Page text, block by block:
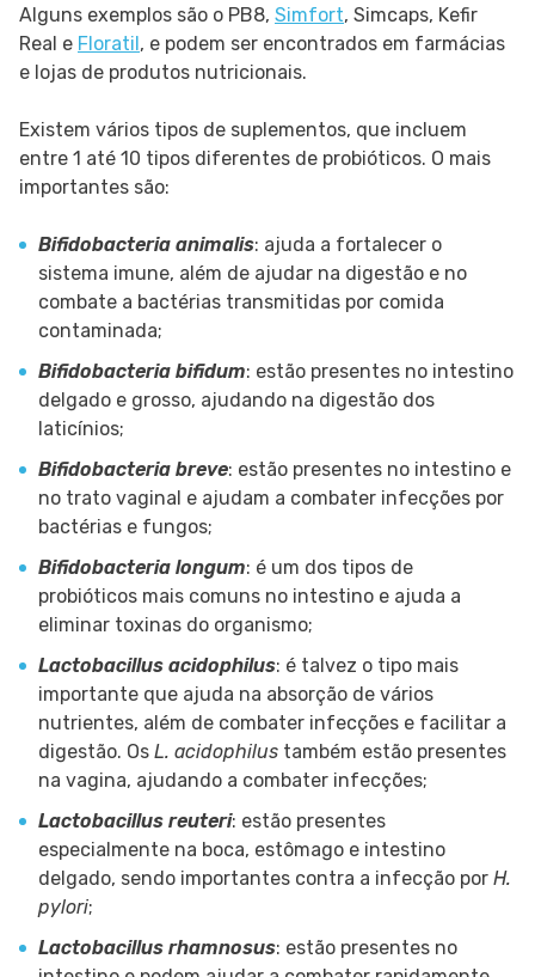
Alguns exemplos são o PB8, Simfort, Simcaps, Kefir
Real e Floratil , e podem ser encontrados em farmácias
e lojas de produtos nutricionais.
Existem vários tipos de suplementos, que incluem
entre 1 até 10 tipos diferentes de probióticos. O mais
importantes são:
Bifidobacteria animalis: ajuda a fortalecer o
sistema imune, além de ajudar na digestão e no
combate a bactérias transmitidas por comida
contaminada;
Bifidobacteria bifidum: estão presentes no intestino
delgado e grosso, ajudando na digestão dos
laticínios;
Bifidobacteria breve: estão presentes no intestino e
no trato vaginal e ajudam a combater infecções por
bactérias e fungos;
Bifidobacteria longum: é um dos tipos de
probióticos mais comuns no intestino e ajuda a
eliminar toxinas do organismo;
Lactobacillus acidophilus: é talvez o tipo mais
importante que ajuda na absorção de vários
nutrientes, além de combater infecções e facilitar a
digestão. Os L. acidophilus também estão presentes
na vagina, ajudando a combater infecções;
Lactobacillus reuteri: estão presentes
especialmente na boca, estômago e intestino
delgado, sendo importantes contra a infecção por H.
pylori;
Lactobacillus rhamnosus: estão presentes no